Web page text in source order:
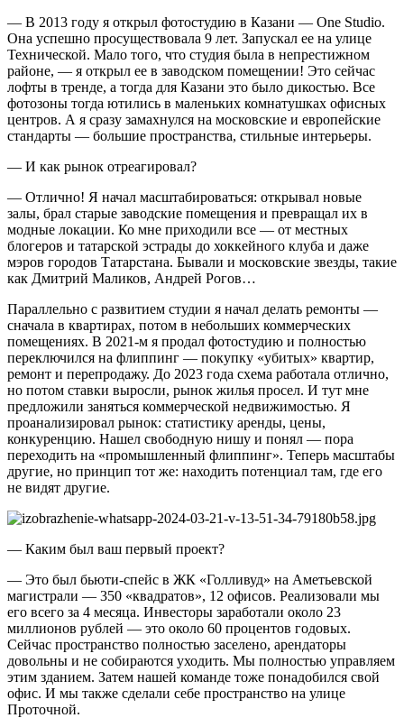
— В 2013 году я открыл фотостудию в Казани — One Studio.
Она успешно просуществовала 9 лет. Запускал ее на улице
Технической. Мало того, что студия была в непрестижном
районе, — я открыл ее в заводском помещении! Это сейчас
лофты в тренде, а тогда для Казани это было дикостью. Все
фотозоны тогда ютились в маленьких комнатушках офисных
центров. А я сразу замахнулся на московские и европейские
стандарты — большие пространства, стильные интерьеры.
— И как рынок отреагировал?
— Отлично! Я начал масштабироваться: открывал новые
залы, брал старые заводские помещения и превращал их в
модные локации. Ко мне приходили все — от местных
блогеров и татарской эстрады до хоккейного клуба и даже
мэров городов Татарстана. Бывали и московские звезды, такие
как Дмитрий Маликов, Андрей Рогов…
Параллельно с развитием студии я начал делать ремонты —
сначала в квартирах, потом в небольших коммерческих
помещениях. В 2021-м я продал фотостудию и полностью
переключился на флиппинг — покупку «убитых» квартир,
ремонт и перепродажу. До 2023 года схема работала отлично,
но потом ставки выросли, рынок жилья просел. И тут мне
предложили заняться коммерческой недвижимостью. Я
проанализировал рынок: статистику аренды, цены,
конкуренцию. Нашел свободную нишу и понял — пора
переходить на «промышленный флиппинг». Теперь масштабы
другие, но принцип тот же: находить потенциал там, где его
не видят другие.
— Каким был ваш первый проект?
— Это был бьюти-спейс в ЖК «Голливуд» на Аметьевской
магистрали — 350 «квадратов», 12 офисов. Реализовали мы
его всего за 4 месяца. Инвесторы заработали около 23
миллионов рублей — это около 60 процентов годовых.
Сейчас пространство полностью заселено, арендаторы
довольны и не собираются уходить. Мы полностью управляем
этим зданием. Затем нашей команде тоже понадобился свой
офис. И мы также сделали себе пространство на улице
Проточной.